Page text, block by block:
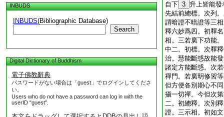
INBUDS
INBUDS(Bibliographic Database)
Search
Digital Dictionary of Buddhism
電子佛教辭典
パスワードがない場合は「guest」でログインしてくださ
い。
Users who do not have a password can log in with the
userID "guest".
自下 3 升上皆能發
先結前總標。次列
謂暗證不暗證等三
釋六妙爲四。初釋
相。三若廣下功能
中二。初標。次釋
治。慧能斷惑故能
諸定方能斷惑。次
禪門。若廣明修習
但方便各別期心不
攝一切禪。今但次
二。初總釋。次別
證。三示相。初如